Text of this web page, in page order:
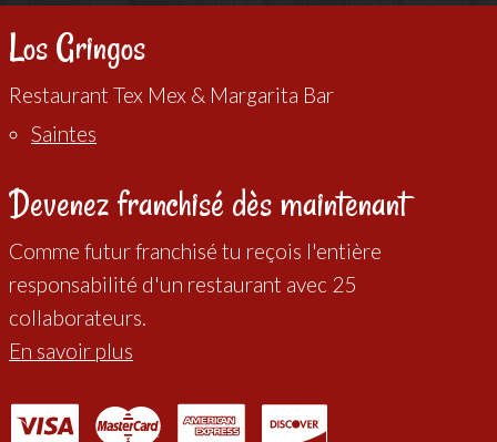
Los Gringos
Restaurant Tex Mex & Margarita Bar
Saintes
Devenez franchisé dès maintenant
Comme futur franchisé tu reçois l'entière
responsabilité d'un restaurant avec 25
collaborateurs.
En savoir plus